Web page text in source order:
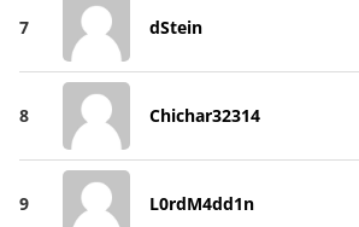
7 dStein
8 Chichar32314
9 L0rdM4dd1n